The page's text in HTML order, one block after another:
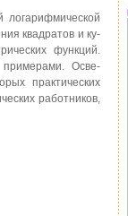
логарифмической
квадратов и ку­
функций.
примерами. Осве­
практических
работников,